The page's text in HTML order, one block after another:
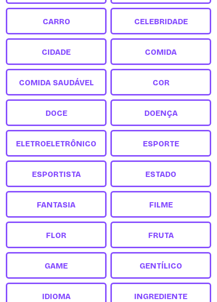
CARRO CELEBRIDADE
CIDADE COMIDA
COMIDA SAUDÁVEL COR
DOCE DOENÇA
ELETROELETRÔNICO ESPORTE
ESPORTISTA ESTADO
FANTASIA FILME
FLOR FRUTA
GAME GENTÍLICO
IDIOMA INGREDIENTE